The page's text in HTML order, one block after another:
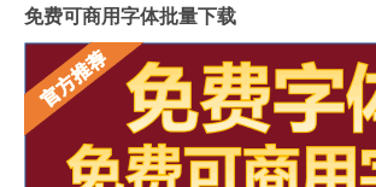
免费可商用字体批量下载